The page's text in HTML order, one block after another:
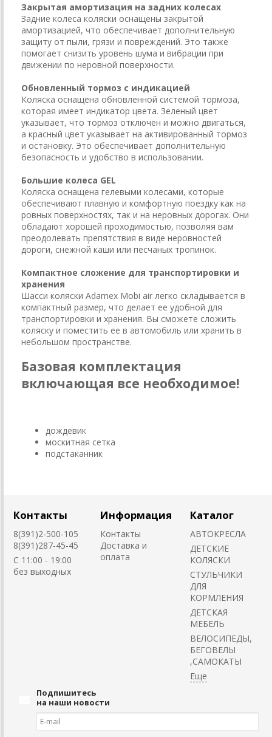
Закрытая амортизация на задних колесах
Задние колеса коляски оснащены закрытой
амортизацией, что обеспечивает дополнительную
защиту от пыли, грязи и повреждений. Это также
помогает снизить уровень шума и вибрации при
движении по неровной поверхности.
Обновленный тормоз с индикацией
Коляска оснащена обновленной системой тормоза,
которая имеет индикатор цвета. Зеленый цвет
указывает, что тормоз отключен и можно двигаться,
а красный цвет указывает на активированный тормоз
и остановку. Это обеспечивает дополнительную
безопасность и удобство в использовании.
Большие колеса GEL
Коляска оснащена гелевыми колесами, которые
обеспечивают плавную и комфортную поездку как на
ровных поверхностях, так и на неровных дорогах. Они
обладают хорошей проходимостью, позволяя вам
преодолевать препятствия в виде неровностей
дороги, снежной каши или песчаных тропинок.
Компактное сложение для транспортировки и
хранения
Шасси коляски Adamex Mobi air легко складывается в
компактный размер, что делает ее удобной для
транспортировки и хранения. Вы сможете сложить
коляску и поместить ее в автомобиль или хранить в
небольшом пространстве.
Базовая комплектация
включающая все необходимое!
дождевик
москитная сетка
подстаканник
Контакты
8(391)2-500-105
8(391)287-45-45
C 11:00 - 19:00
без выходных
Информация
Контакты
Доставка и
оплата
Каталог
АВТОКРЕСЛА
ДЕТСКИЕ
КОЛЯСКИ
CТУЛЬЧИКИ
ДЛЯ
КОРМЛЕНИЯ
ДЕТСКАЯ
МЕБЕЛЬ
ВЕЛОСИПЕДЫ,
БЕГОВЕЛЫ
,САМОКАТЫ
Подпишитесь
на наши новости